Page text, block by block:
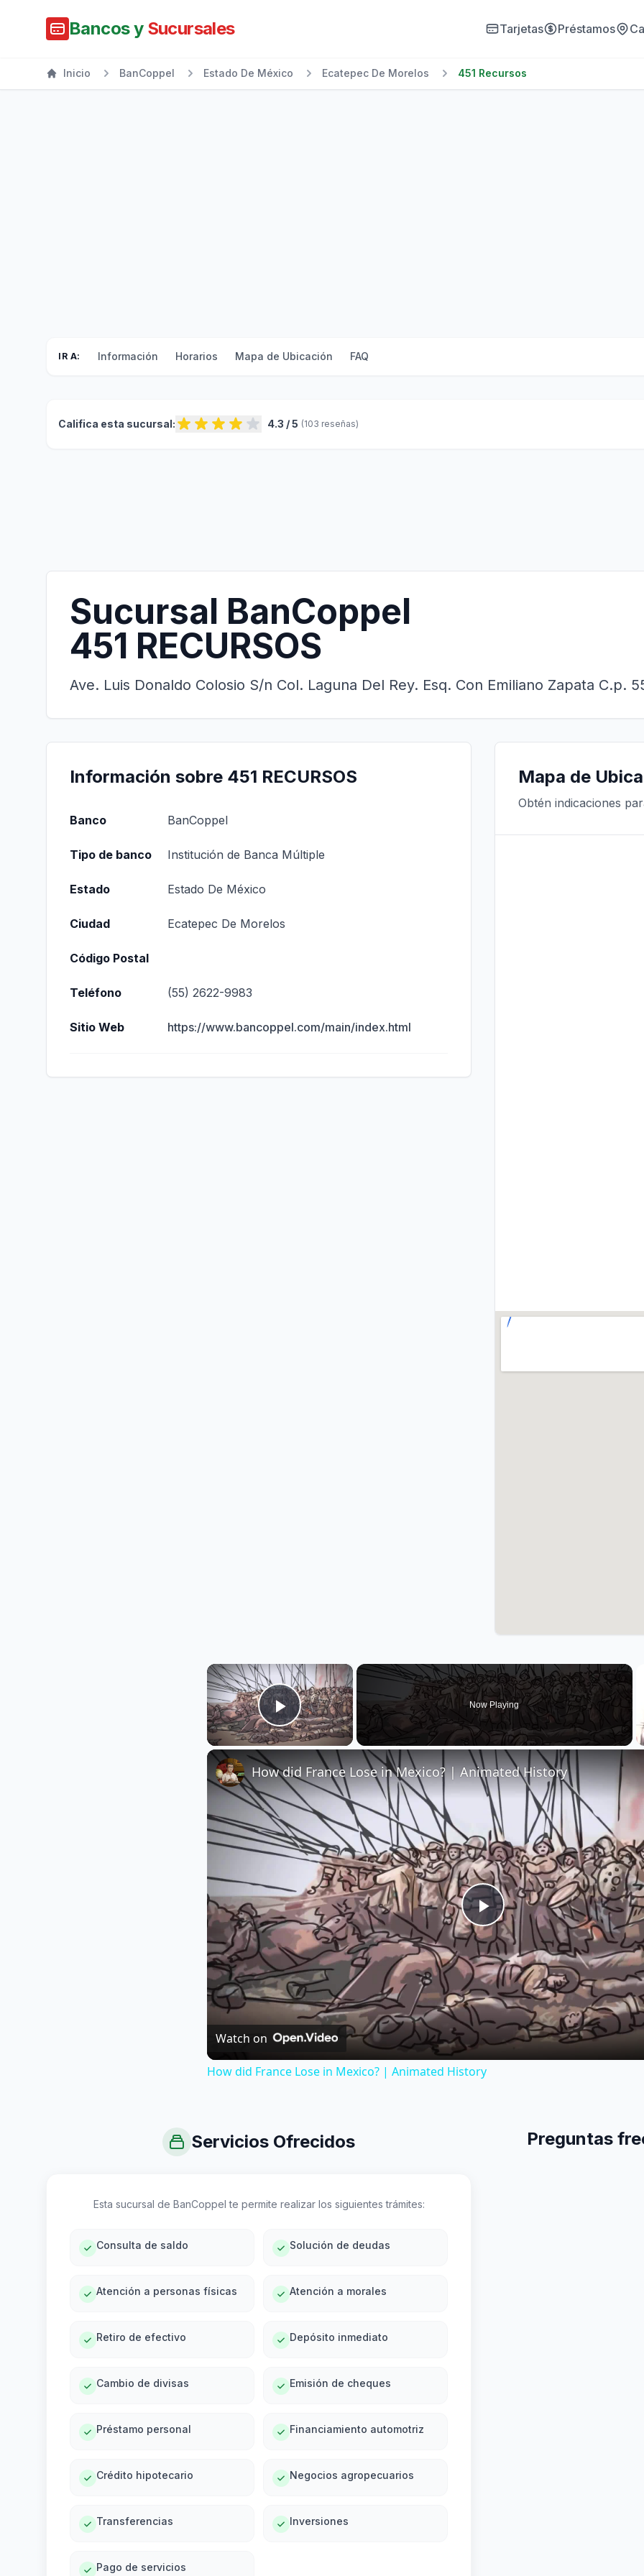
Bancos y Sucursales Tarjetas Préstamos
Inicio BanCoppel Estado De México Ecatepec De Morelos 451 Recursos
IR A: Información Horarios Mapa de Ubicación FAQ
Califica esta sucursal: 4.3 / 5 (103 reseñas)
Sucursal BanCoppel
451 RECURSOS
Ave. Luis Donaldo Colosio S/n Col. Laguna Del Rey. Esq. Con Emiliano Zapata C.p.
Información sobre 451 RECURSOS
Banco BanCoppel
Tipo de banco Institución de Banca Múltiple
Estado Estado De México
Ciudad Ecatepec De Morelos
Código Postal
Teléfono (55) 2622-9983
Sitio Web https://www.bancoppel.com/main/index.html
Mapa de
Obtén indicaciones
×
Play Video
Now Playing
Play
Video
How did France Lose in Mexico? | Animated History
Watch on
How did France Lose in Mexico? | Animated History
Servicios Ofrecidos
Esta sucursal de BanCoppel te permite realizar los siguientes trámites:
Consulta de saldo Solución de deudas
Atención a personas físicas Atención a morales
Retiro de efectivo Depósito inmediato
Cambio de divisas Emisión de cheques
Préstamo personal Financiamiento automotriz
Crédito hipotecario Negocios agropecuarios
Transferencias Inversiones
Pago de servicios
Preguntas